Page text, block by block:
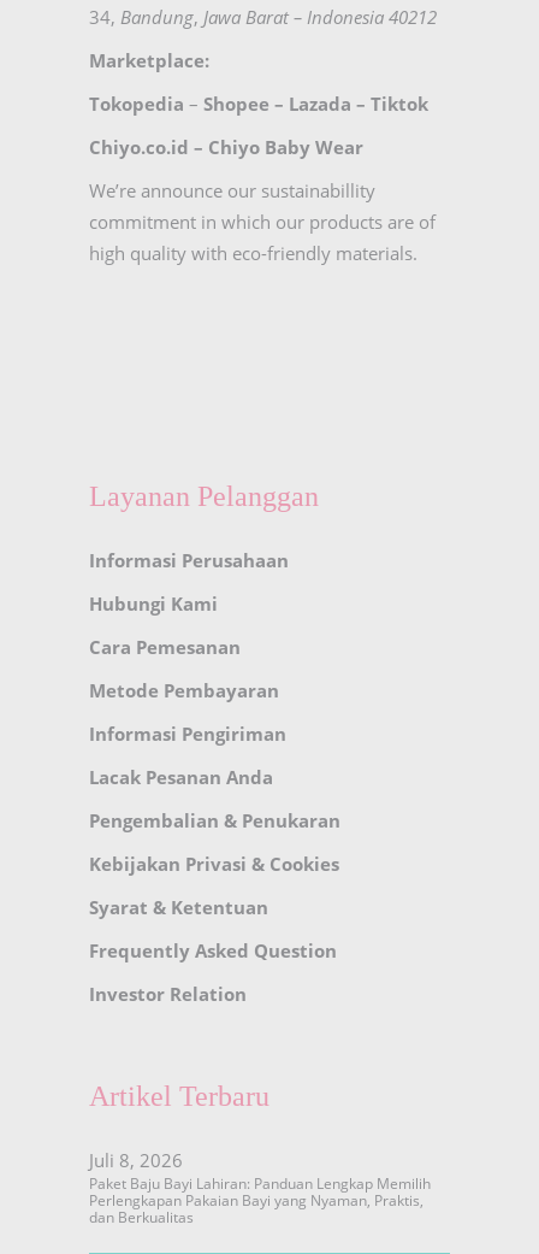
34, Bandung, Jawa Barat – Indonesia 40212
Marketplace:
Tokopedia – Shopee – Lazada – Tiktok
Chiyo.co.id – Chiyo Baby Wear
We’re announce our sustainabillity
commitment in which our products are of
high quality with eco-friendly materials.
Layanan Pelanggan
Informasi Perusahaan
Hubungi Kami
Cara Pemesanan
Metode Pembayaran
Informasi Pengiriman
Lacak Pesanan Anda
Pengembalian & Penukaran
Kebijakan Privasi & Cookies
Syarat & Ketentuan
Frequently Asked Question
Investor Relation
Artikel Terbaru
Juli 8, 2026
Paket Baju Bayi Lahiran: Panduan Lengkap Memilih
Perlengkapan Pakaian Bayi yang Nyaman, Praktis,
dan Berkualitas